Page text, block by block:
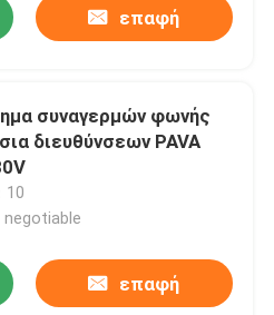
επαφή
συναγερμών φωνής
διευθύνσεων PAVA
10
negotiable
επαφή